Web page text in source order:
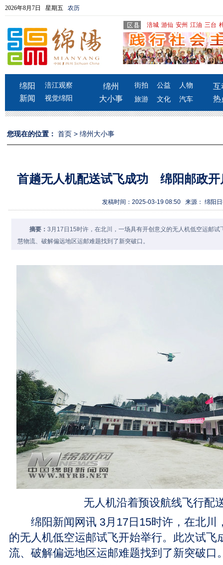
2026年8月7日 星期五 农历
涪城 游仙 安州 江油 三台
绵阳
新闻
涪江观察
视觉绵阳
绵州
大小事
街拍 公益
人物
旅游
文化 汽车
互
热
您现在的位置： 首页 > 绵州大小事
首趟无人机配送试飞成功 绵阳邮政开
发稿时间：2025-03-19 08:50 来源： 绵阳
摘要： 3月17日15时许，在北川，一场具有开创意义的无人机低空运邮试
慧物流、破解偏远地区运邮难题找到了新突破口。
无人机沿着预设航线飞行配
绵阳新闻网讯 3月17日15时许，在北川
的无人机低空运邮试飞开始举行。此次试飞
流、破解偏远地区运邮难题找到了新突破口